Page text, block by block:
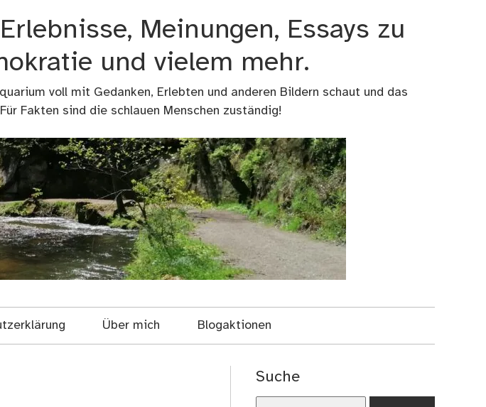
Meinungen, Essays zu
und vielem mehr.
voll mit Gedanken, Erlebten und anderen Bildern schaut und das
Fakten sind die schlauen Menschen zuständig!
Über mich Blogaktionen
Suche